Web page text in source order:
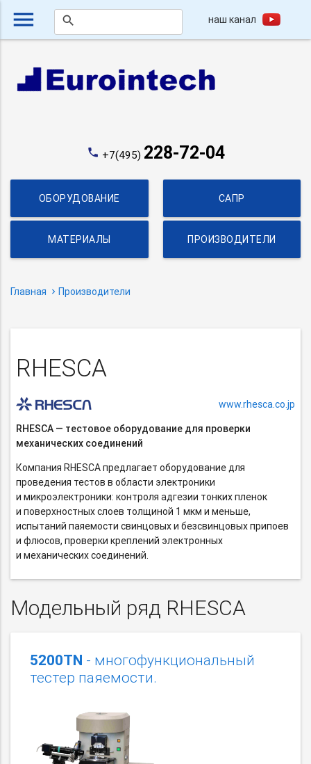
menu search наш канал
phone +7(495) 228-72-04
ОБОРУДОВАНИЕ САПР
МАТЕРИАЛЫ ПРОИЗВОДИТЕЛИ
Главная Производители
RHESCA
www.rhesca.co.jp
RHESCA — тестовое оборудование для проверки
механических соединений
Компания RHESCA предлагает оборудование для
проведения тестов в области электроники
и микроэлектроники: контроля адгезии тонких пленок
и поверхностных слоев толщиной 1 мкм и меньше,
испытаний паяемости свинцовых и безсвинцовых припоев
и флюсов, проверки креплений электронных
и механических соединений.
Модельный ряд RHESCA
5200TN - многофункциональный
тестер паяемости.